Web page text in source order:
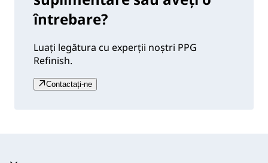
întrebare?
Luați legătura cu experții noștri PPG
Refinish.
Contactați-ne